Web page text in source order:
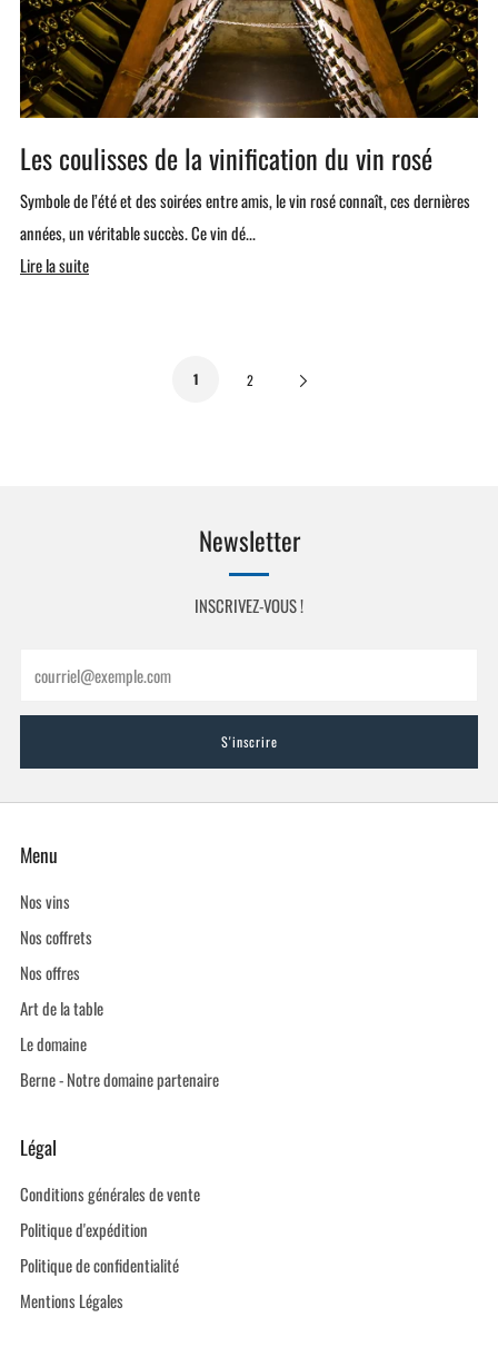
Les coulisses de la vinification du vin rosé
Symbole de l’été et des soirées entre amis, le vin rosé connaît, ces dernières
années, un véritable succès. Ce vin dé...
Lire la suite
1 2
Newsletter
INSCRIVEZ-VOUS !
S'inscrire
Menu
Nos vins
Nos coffrets
Nos offres
Art de la table
Le domaine
Berne - Notre domaine partenaire
Légal
Conditions générales de vente
Politique d'expédition
Politique de confidentialité
Mentions Légales